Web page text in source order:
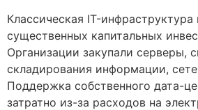
Классическая IT-инфраструктура
существенных капитальных
Организации закупали серверы,
складирования информации,
Поддержка собственного дата-
затратно из-за расходов на